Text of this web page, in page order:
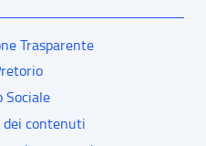
Trasparente
Sociale
dei contenuti